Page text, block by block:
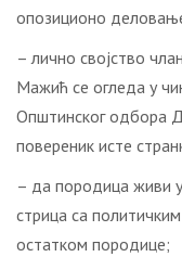
опозиционо
– лично својство
Мажић се огледа у
Општинског одбора
повереник исте
– да породица живи
стрица са
остатком породице;